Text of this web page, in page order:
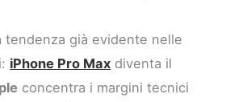
tendenza già evidente nelle
iPhone Pro Max diventa il
concentra i margini tecnici